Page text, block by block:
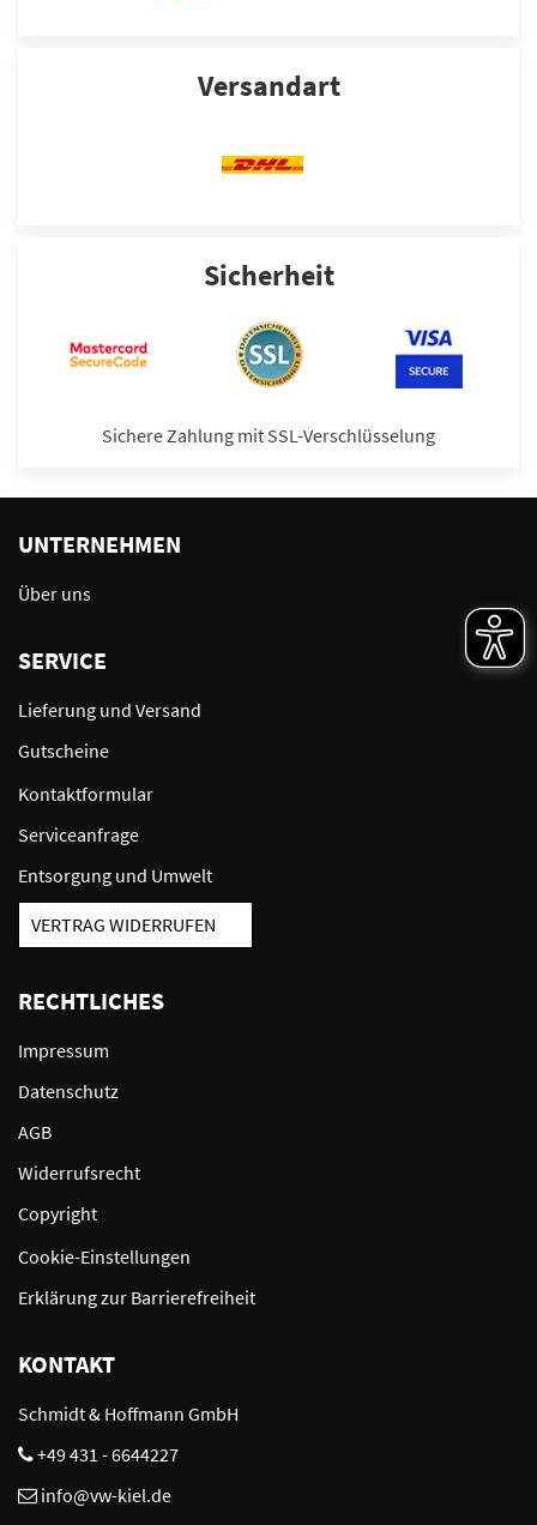
Versandart
Sicherheit
Sichere Zahlung mit SSL-Verschlüsselung
UNTERNEHMEN
Über uns
SERVICE
Lieferung und Versand
Gutscheine
Kontaktformular
Serviceanfrage
Entsorgung und Umwelt
VERTRAG WIDERRUFEN
RECHTLICHES
Impressum
Datenschutz
AGB
Widerrufsrecht
Copyright
Cookie-Einstellungen
Erklärung zur Barrierefreiheit
KONTAKT
Schmidt & Hoffmann GmbH
+49 431 - 6644227
info@vw-kiel.de